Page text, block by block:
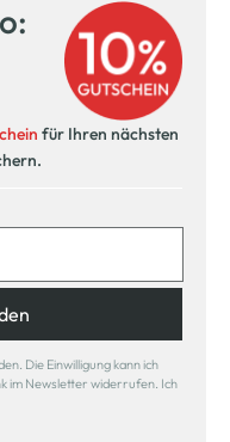
für Ihren nächsten
Die Einwilligung kann ich
im Newsletter widerrufen. Ich